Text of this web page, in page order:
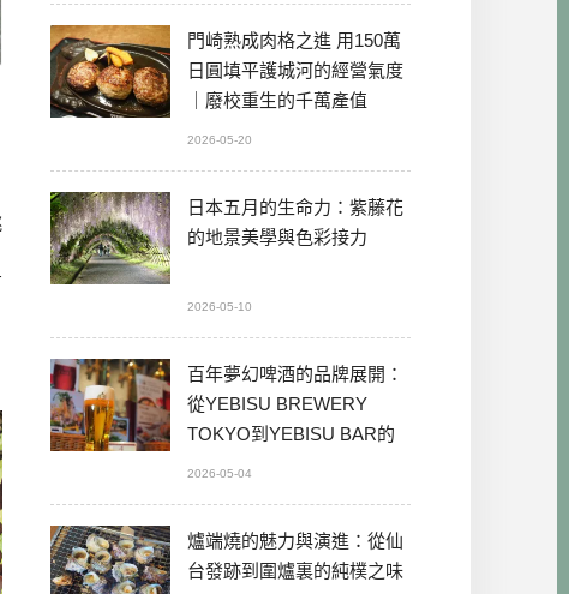
門崎熟成肉格之進 用150萬
日圓填平護城河的經營氣度
｜廢校重生的千萬產值
2026-05-20
日本五月的生命力：紫藤花
的地景美學與色彩接力
2026-05-10
百年夢幻啤酒的品牌展開：
從YEBISU BREWERY
TOKYO到YEBISU BAR的
2026-05-04
爐端燒的魅力與演進：從仙
台發跡到圍爐裏的純樸之味